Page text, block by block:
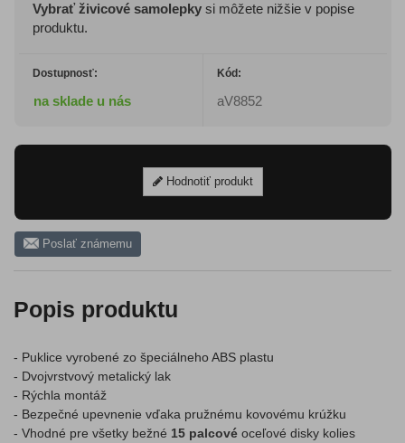
Vybrať živicové samolepky si môžete nižšie v popise
produktu.
Dostupnosť:
na sklade u nás
Kód:
aV8852
Hodnotiť produkt
Poslať známemu
Popis produktu
- Puklice vyrobené zo špeciálneho ABS plastu
- Dvojvrstvový metalický lak
- Rýchla montáž
- Bezpečné upevnenie vďaka pružnému kovovému krúžku
- Vhodné pre všetky bežné 15 palcové oceľové disky kolies